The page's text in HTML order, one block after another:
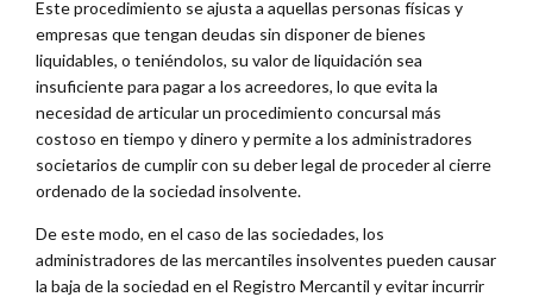
Este procedimiento se ajusta a aquellas personas físicas y
empresas que tengan deudas sin disponer de bienes
liquidables, o teniéndolos, su valor de liquidación sea
insuficiente para pagar a los acreedores, lo que evita la
necesidad de articular un procedimiento concursal más
costoso en tiempo y dinero y permite a los administradores
societarios de cumplir con su deber legal de proceder al cierre
ordenado de la sociedad insolvente.
De este modo, en el caso de las sociedades, los
administradores de las mercantiles insolventes pueden causar
la baja de la sociedad en el Registro Mercantil y evitar incurrir